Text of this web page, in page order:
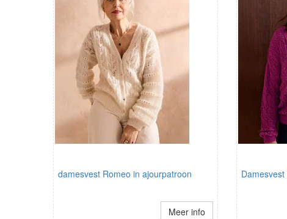
damesvest Romeo in ajourpatroon
Meer info